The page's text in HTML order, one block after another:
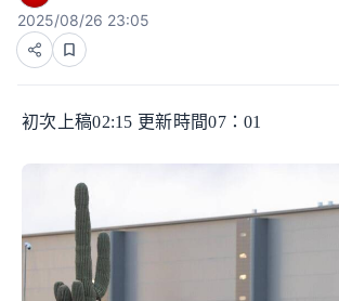
2025/08/26 23:05
初次上稿02:15 更新時間07：01